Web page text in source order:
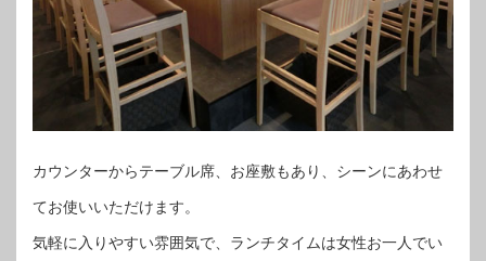
カウンターからテーブル席、お座敷もあり、シーンにあわせ
てお使いいただけます。
気軽に入りやすい雰囲気で、ランチタイムは女性お一人でい